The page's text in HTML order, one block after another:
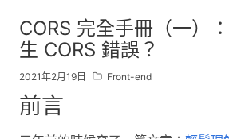
CORS 完全手冊（一）
生 CORS 錯誤？
2021年2月19日 Front-end
前言